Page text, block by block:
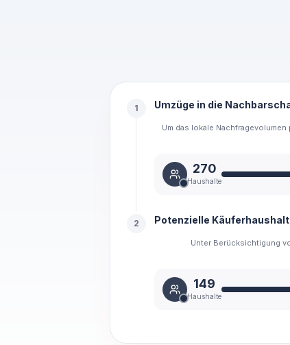
1 Umzüge in die
Um das lokale
270
Haushalte
2 Potenzielle
Unter Berücksichtigung
149
Haushalte